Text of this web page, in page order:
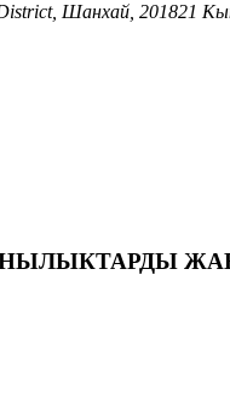
Шанхай, 201821